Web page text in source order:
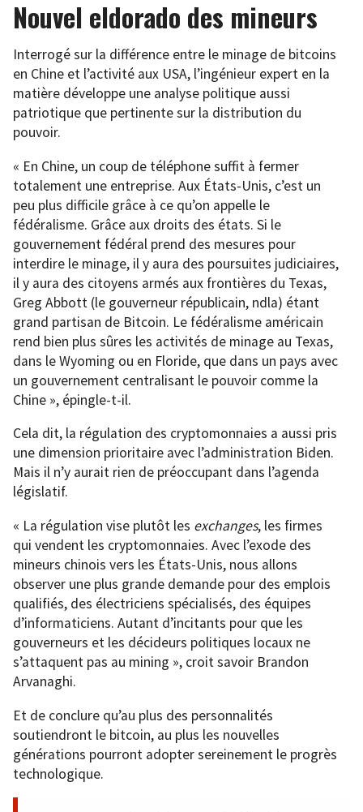
Nouvel eldorado des mineurs
Interrogé sur la différence entre le minage de bitcoins
en Chine et l’activité aux USA, l’ingénieur expert en la
matière développe une analyse politique aussi
patriotique que pertinente sur la distribution du
pouvoir.
« En Chine, un coup de téléphone suffit à fermer
totalement une entreprise. Aux États-Unis, c’est un
peu plus difficile grâce à ce qu’on appelle le
fédéralisme. Grâce aux droits des états. Si le
gouvernement fédéral prend des mesures pour
interdire le minage, il y aura des poursuites judiciaires,
il y aura des citoyens armés aux frontières du Texas,
Greg Abbott (le gouverneur républicain, ndla) étant
grand partisan de Bitcoin. Le fédéralisme américain
rend bien plus sûres les activités de minage au Texas,
dans le Wyoming ou en Floride, que dans un pays avec
un gouvernement centralisant le pouvoir comme la
Chine », épingle-t-il.
Cela dit, la régulation des cryptomonnaies a aussi pris
une dimension prioritaire avec l’administration Biden.
Mais il n’y aurait rien de préoccupant dans l’agenda
législatif.
« La régulation vise plutôt les exchanges, les firmes
qui vendent les cryptomonnaies. Avec l’exode des
mineurs chinois vers les États-Unis, nous allons
observer une plus grande demande pour des emplois
qualifiés, des électriciens spécialisés, des équipes
d’informaticiens. Autant d’incitants pour que les
gouverneurs et les décideurs politiques locaux ne
s’attaquent pas au mining », croit savoir Brandon
Arvanaghi.
Et de conclure qu’au plus des personnalités
soutiendront le bitcoin, au plus les nouvelles
générations pourront adopter sereinement le progrès
technologique.